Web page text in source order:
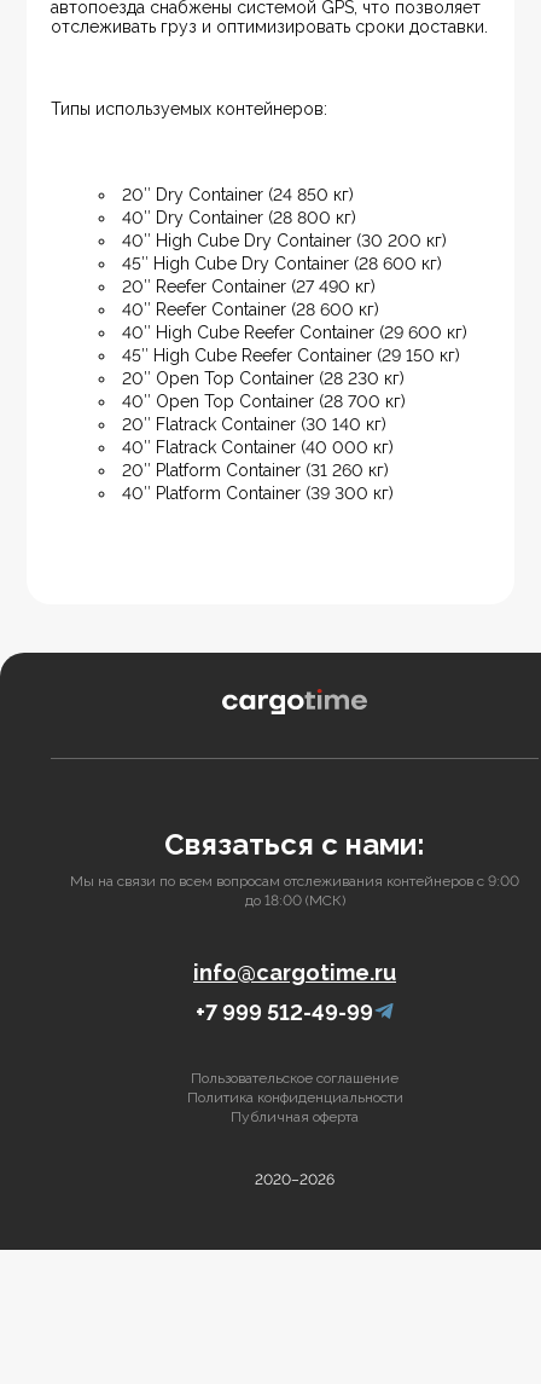
автопоезда снабжены системой GPS, что позволяет
отслеживать груз и оптимизировать сроки доставки.
Типы используемых контейнеров:
20″ Dry Container (24 850 кг)
40″ Dry Container (28 800 кг)
40″ High Cube Dry Container (30 200 кг)
45″ High Cube Dry Container (28 600 кг)
20″ Reefer Container (27 490 кг)
40″ Reefer Container (28 600 кг)
40″ High Cube Reefer Container (29 600 кг)
45″ High Cube Reefer Container (29 150 кг)
20″ Open Top Container (28 230 кг)
40″ Open Top Container (28 700 кг)
20″ Flatrack Container (30 140 кг)
40″ Flatrack Container (40 000 кг)
20″ Platform Container (31 260 кг)
40″ Platform Container (39 300 кг)
Связаться с нами:
Мы на связи по всем вопросам отслеживания контейнеров с 9:00
до 18:00 (МСК)
info@cargotime.ru
+7 999 512-49-99
2020–2026
Пользовательское соглашение
Политика конфиденциальности
Публичная оферта